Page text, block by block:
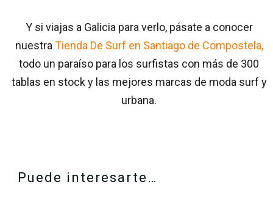
Y si viajas a Galicia para verlo, pásate a conocer
nuestraTienda De Surf en Santiago de Compostela,
todo un paraíso para los surfistas con más de 300
tablas en stock y las mejores marcas de moda surf y
urbana.
Puede interesarte…